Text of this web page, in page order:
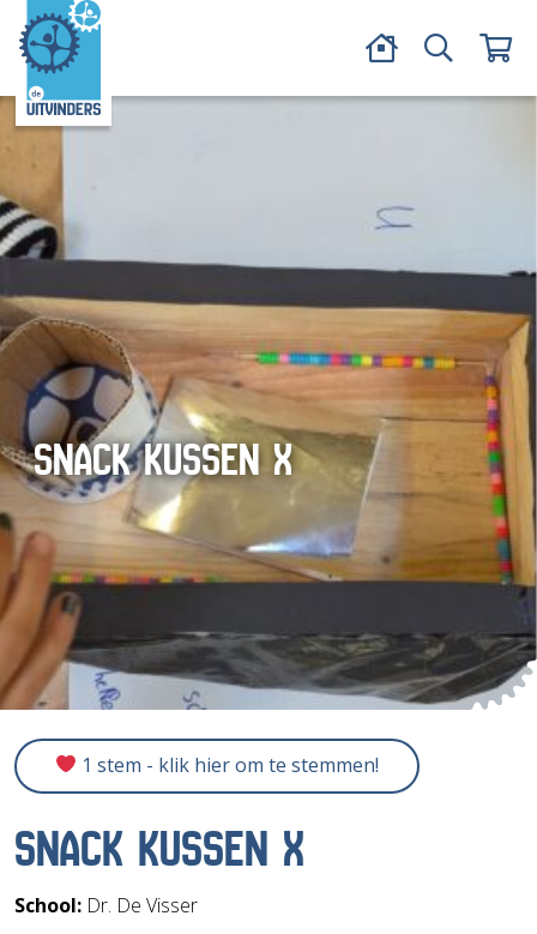
SNACK KUSSEN X
1 stem - klik hier om te stemmen!
SNACK KUSSEN X
School: Dr. De Visser